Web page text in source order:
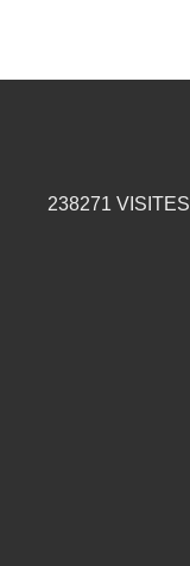
238271 VISITES